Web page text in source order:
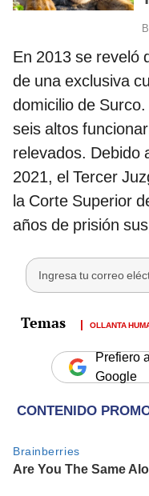
En 2013 se reveló
de una exclusiva
domicilio de
seis altos
relevados. Debido
2021, el Tercer
la Corte Superior
años de prisión
OLLANTA
Prefiero
Google